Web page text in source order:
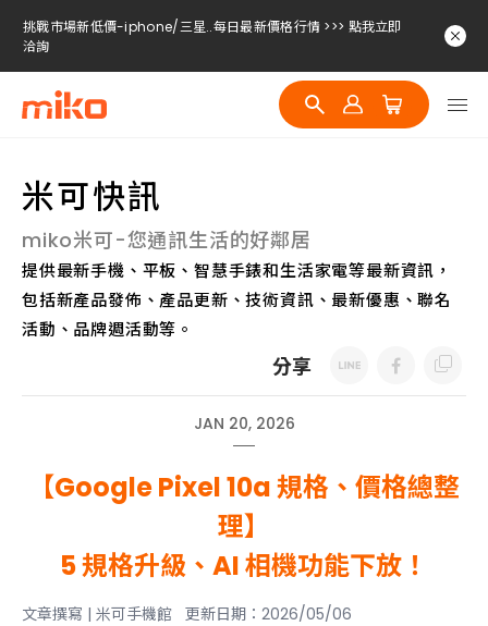
洽詢
挑戰市場新低價-iphone/三星..每日最新價格行情 >>> 點我立即
米可快訊
miko米可-您通訊生活的好鄰居
提供最新手機、平板、智慧手錶和生活家電等最新資訊，
包括新產品發佈、產品更新、技術資訊、最新優惠、聯名
活動、品牌週活動等。
分享
JAN 20, 2026
【Google Pixel 10a 規格、價格總整
理】
5 規格升級、AI 相機功能下放！
文章撰寫 | 米可手機館 更新日期：2026/05/06